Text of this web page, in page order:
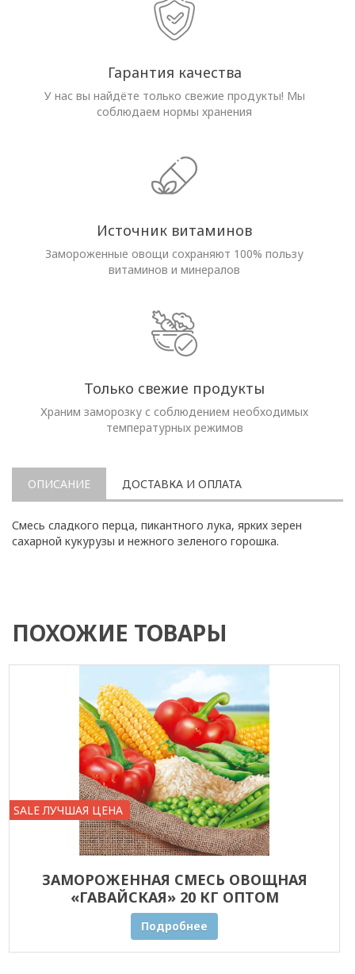
Гарантия качества
У нас вы найдёте только свежие продукты! Мы
соблюдаем нормы хранения
Источник витаминов
Замороженные овощи сохраняют 100% пользу
витаминов и минералов
Только свежие продукты
Храним заморозку с соблюдением необходимых
температурных режимов
ОПИСАНИЕ ДОСТАВКА И ОПЛАТА
Смесь сладкого перца, пикантного лука, ярких зерен
сахарной кукурузы и нежного зеленого горошка.
ПОХОЖИЕ ТОВАРЫ
SALE ЛУЧШАЯ ЦЕНА
ЗАМОРОЖЕННАЯ СМЕСЬ ОВОЩНАЯ
«ГАВАЙСКАЯ» 20 КГ ОПТОМ
Подробнее